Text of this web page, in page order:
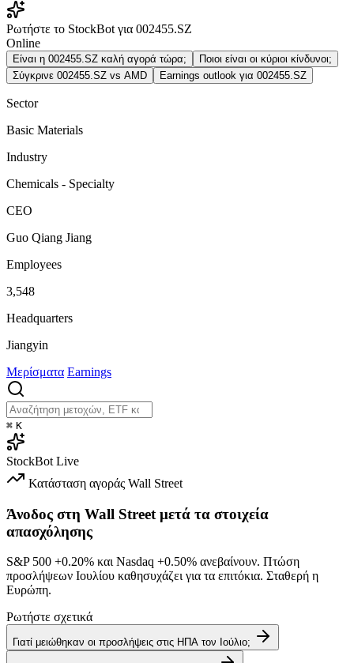
Ρωτήστε το StockBot για 002455.SZ
Online
Είναι η 002455.SZ καλή αγορά τώρα;
Ποιοι είναι οι κύριοι κίνδυνοι;
Σύγκρινε 002455.SZ vs AMD
Earnings outlook για 002455.SZ
Sector
Basic Materials
Industry
Chemicals - Specialty
CEO
Guo Qiang Jiang
Employees
3,548
Headquarters
Jiangyin
Μερίσματα Earnings
⌘ K
StockBot Live
Κατάσταση αγοράς Wall Street
Άνοδος στη Wall Street μετά τα στοιχεία
απασχόλησης
S&P 500 +0.20% και Nasdaq +0.50% ανεβαίνουν. Πτώση
προσλήψεων Ιουλίου καθησυχάζει για τα επιτόκια. Σταθερή η
Ευρώπη.
Ρωτήστε σχετικά
Γιατί μειώθηκαν οι προσλήψεις στις ΗΠΑ τον Ιούλιο;